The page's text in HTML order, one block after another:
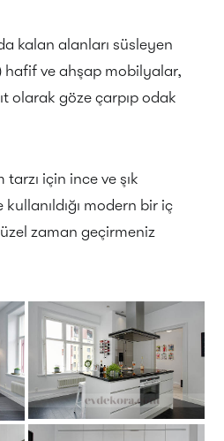
kalan alanları süsleyen
hafif ve ahşap mobilyalar,
olarak göze çarpıp odak
için ince ve şık
modern bir iç
zaman geçirmeniz